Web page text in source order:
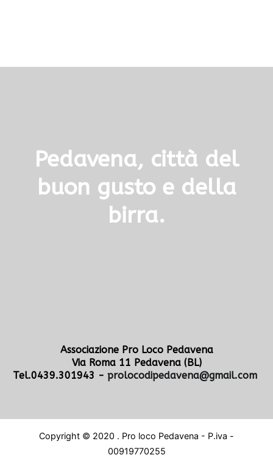
Pedavena, città del
buon gusto e della
birra.
Associazione Pro Loco Pedavena
Via Roma 11 Pedavena (BL)
Tel.0439.301943 - prolocodipedavena@gmail.com
Copyright © 2020 . Pro loco Pedavena - P.iva -
00919770255